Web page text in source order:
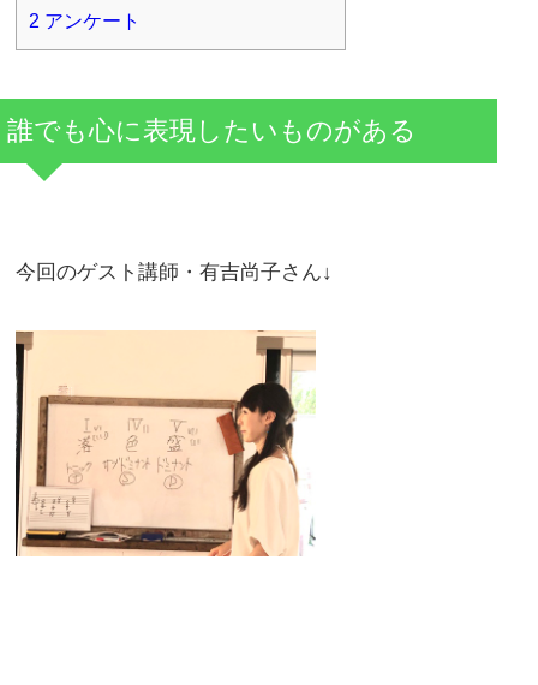
2 アンケート
誰でも心に表現したいものがある
今回のゲスト講師・有吉尚子さん↓